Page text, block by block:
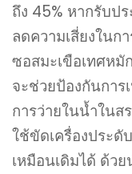
ถึง 45% หากรับป
ลดความเสี่ยงในก
ซอสมะเขือเทศหมั
จะช่วยป้องกันการ
การว่ายในน้ำในส
ใช้ขัดเครื่องประดั
เหมือนเดิมได้ ด้ว